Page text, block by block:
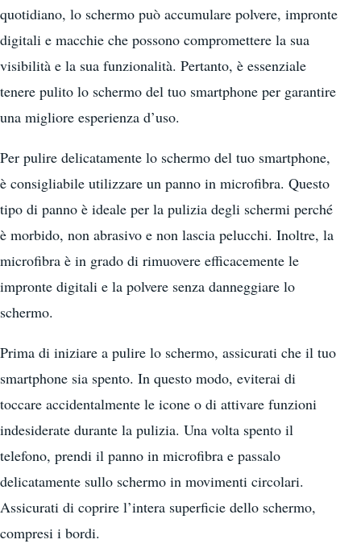
quotidiano, lo schermo può accumulare polvere, impronte
digitali e macchie che possono compromettere la sua
visibilità e la sua funzionalità. Pertanto, è essenziale
tenere pulito lo schermo del tuo smartphone per garantire
una migliore esperienza d’uso.
Per pulire delicatamente lo schermo del tuo smartphone,
è consigliabile utilizzare un panno in microfibra. Questo
tipo di panno è ideale per la pulizia degli schermi perché
è morbido, non abrasivo e non lascia pelucchi. Inoltre, la
microfibra è in grado di rimuovere efficacemente le
impronte digitali e la polvere senza danneggiare lo
schermo.
Prima di iniziare a pulire lo schermo, assicurati che il tuo
smartphone sia spento. In questo modo, eviterai di
toccare accidentalmente le icone o di attivare funzioni
indesiderate durante la pulizia. Una volta spento il
telefono, prendi il panno in microfibra e passalo
delicatamente sullo schermo in movimenti circolari.
Assicurati di coprire l’intera superficie dello schermo,
compresi i bordi.